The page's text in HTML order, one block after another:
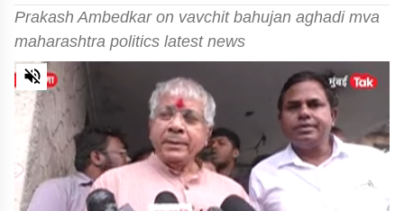
Prakash Ambedkar on vavchit bahujan aghadi mva
maharashtra politics latest news
0
of
1
minute,
seconds